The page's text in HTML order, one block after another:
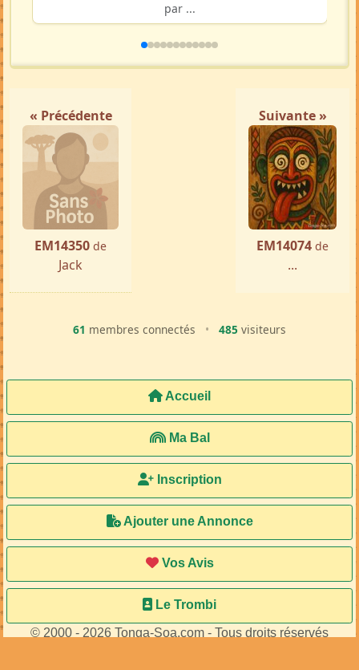
par ...
« Précédente
EM14350 de
Jack
Suivante »
EM14074 de
...
61 membres connectés • 485 visiteurs
Accueil
Ma Bal
Inscription
Ajouter une Annonce
Vos Avis
Le Trombi
© 2000 - 2026 Tonga-Soa.com - Tous droits réservés